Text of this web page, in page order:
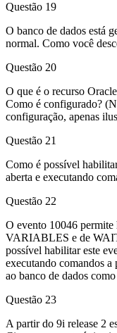
Questão 19
O banco de dados está
normal. Como você
Questão 20
O que é o recurso
Como é configurado?
configuração, apenas
Questão 21
Como é possível
aberta e executando
Questão 22
O evento 10046
VARIABLES e de
possível habilitar este
executando comandos a
ao banco de dados
Questão 23
A partir do 9i release 2